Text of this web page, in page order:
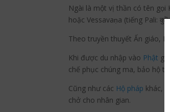
Ngài là một vị thần có tên gọi
hoặc Vessavaṇa (tiếng Pali:
Theo truyền thuyết Ấn giáo,
Khi được du nhập vào Phật
chế phục chúng ma, bảo hộ
Cũng như các Hộ pháp khác,
chở cho nhân gian.